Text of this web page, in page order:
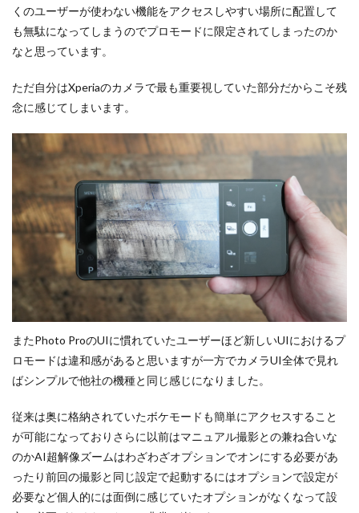
くのユーザーが使わない機能をアクセスしやすい場所に配置して
も無駄になってしまうのでプロモードに限定されてしまったのか
なと思っています。
ただ自分はXperiaのカメラで最も重要視していた部分だからこそ残
念に感じてしまいます。
またPhoto ProのUIに慣れていたユーザーほど新しいUIにおけるプ
ロモードは違和感があると思いますが一方でカメラUI全体で見れ
ばシンプルで他社の機種と同じ感じになりました。
従来は奥に格納されていたボケモードも簡単にアクセスすること
が可能になっておりさらに以前はマニュアル撮影との兼ね合いな
のかAI超解像ズームはわざわざオプションでオンにする必要があ
ったり前回の撮影と同じ設定で起動するにはオプションで設定が
必要など個人的には面倒に感じていたオプションがなくなって設